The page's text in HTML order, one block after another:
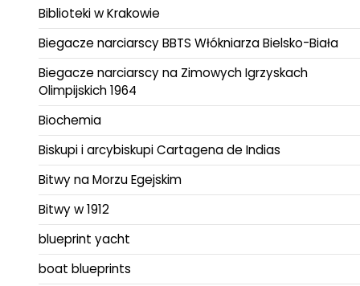
Biblioteki w Krakowie
Biegacze narciarscy BBTS Włókniarza Bielsko-Biała
Biegacze narciarscy na Zimowych Igrzyskach
Olimpijskich 1964
Biochemia
Biskupi i arcybiskupi Cartagena de Indias
Bitwy na Morzu Egejskim
Bitwy w 1912
blueprint yacht
boat blueprints